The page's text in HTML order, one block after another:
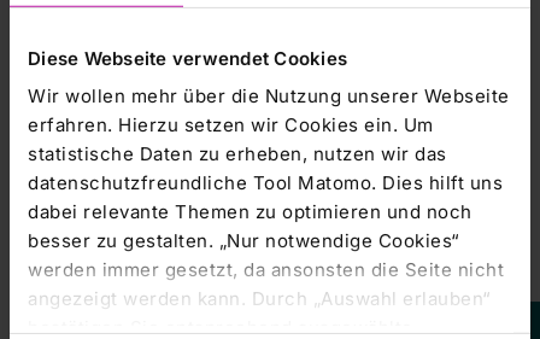
Diese Webseite verwendet Cookies
Wir wollen mehr über die Nutzung unserer Webseite
erfahren. Hierzu setzen wir Cookies ein. Um
statistische Daten zu erheben, nutzen wir das
datenschutzfreundliche Tool Matomo. Dies hilft uns
dabei relevante Themen zu optimieren und noch
besser zu gestalten. „Nur notwendige Cookies“
werden immer gesetzt, da ansonsten die Seite nicht
angezeigt werden kann. Durch „Auswahl erlauben“
allerdings, dass diese
Schätzungen bereits Zukäufe enthalten.' Die Prognose von
2,65 Milliarden Euro
ist laut einem Rhön-Klinikum-Sprecher ohne die
angestrebten Übernahmen.